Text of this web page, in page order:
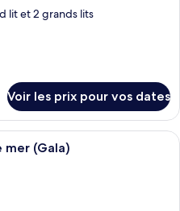
lit et 2 grands lits
Voir les prix pour vos dates
Une chambre d’hôtel avec deux
mer (Gala)